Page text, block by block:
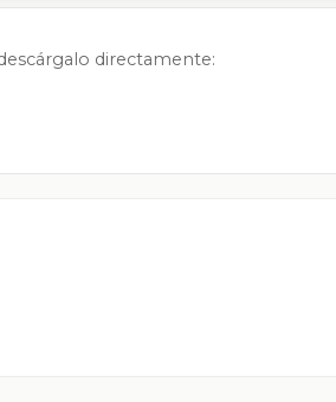
directamente: